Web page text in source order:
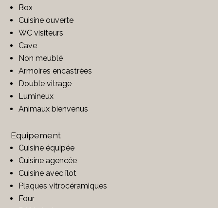
Box
Cuisine ouverte
WC visiteurs
Cave
Non meublé
Armoires encastrées
Double vitrage
Lumineux
Animaux bienvenus
Equipement
Cuisine équipée
Cuisine agencée
Cuisine avec îlot
Plaques vitrocéramiques
Four